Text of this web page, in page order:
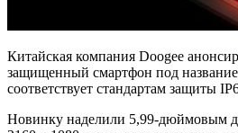
Китайская компания Doogee
защищенный смартфон под
соответствует стандартам защиты
Новинку наделили 5,99-дюймовым